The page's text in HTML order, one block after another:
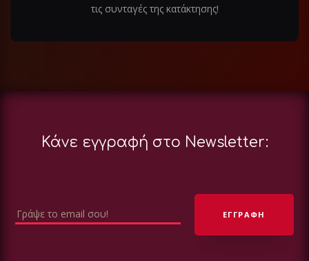
τις συνταγές της κατάκτησης!
Κάνε εγγραφή στο Newsletter: